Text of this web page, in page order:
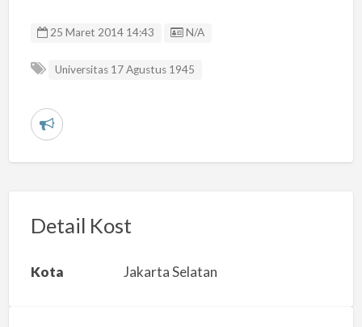
25 Maret 2014 14:43 Listing ID
N/A
Universitas 17 Agustus 1945
L
r
a
Detail Kost
Kota Jakarta Selatan